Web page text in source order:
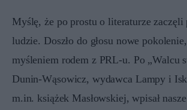
Myślę, że po prostu o literaturze zaczęli
ludzie. Doszło do głosu nowe
myśleniem rodem z PRL-u. Po „Walcu
Dunin-Wąsowicz, wydawca Lampy i
m.in. książek Masłowskiej, wpisał